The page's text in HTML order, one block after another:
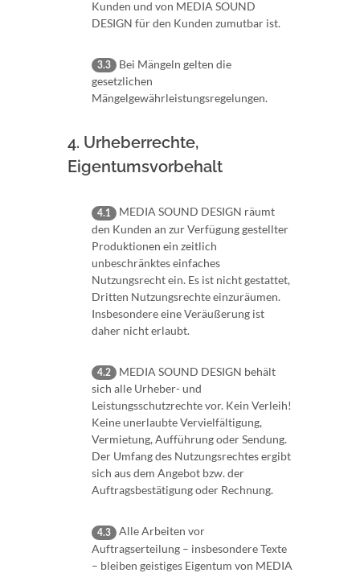
Kunden und von MEDIA SOUND
DESIGN für den Kunden zumutbar ist.
3.3
Bei Mängeln gelten die
gesetzlichen
Mängelgewährleistungsregelungen.
4. Urheberrechte,
Eigentumsvorbehalt
4.1
MEDIA SOUND DESIGN räumt
den Kunden an zur Verfügung gestellter
Produktionen ein zeitlich
unbeschränktes einfaches
Nutzungsrecht ein. Es ist nicht gestattet,
Dritten Nutzungsrechte einzuräumen.
Insbesondere eine Veräußerung ist
daher nicht erlaubt.
4.2
MEDIA SOUND DESIGN behält
sich alle Urheber- und
Leistungsschutzrechte vor. Kein Verleih!
Keine unerlaubte Vervielfältigung,
Vermietung, Aufführung oder Sendung.
Der Umfang des Nutzungsrechtes ergibt
sich aus dem Angebot bzw. der
Auftragsbestätigung oder Rechnung.
4.3
Alle Arbeiten vor
Auftragserteilung – insbesondere Texte
– bleiben geistiges Eigentum von MEDIA